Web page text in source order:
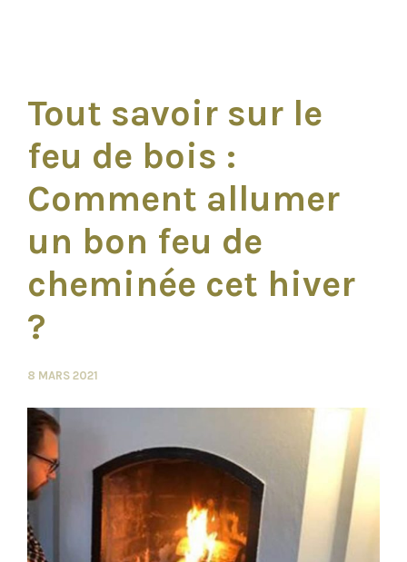
Tout savoir sur le
feu de bois :
Comment allumer
un bon feu de
cheminée cet hiver
?
8 MARS 2021